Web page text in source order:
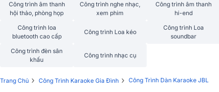
Công trình âm thanh
hội thảo, phòng họp
Công trình nghe nhạc,
xem phim
Công trình âm thanh
hi-end
Công trình loa
bluetooth cao cấp
Công trình Loa kéo
Công trình Loa
soundbar
Công trình đèn sân
khấu
Công trình nhạc cụ
Trang Chủ › Công Trình Karaoke Gia Đình › Công Trình Dàn Karaoke JBL